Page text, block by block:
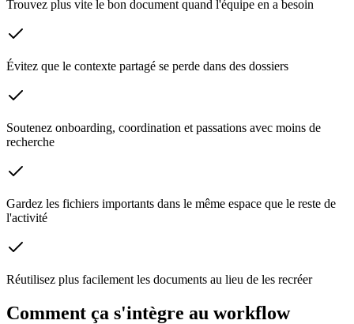
Trouvez plus vite le bon document quand l'équipe en a besoin
Évitez que le contexte partagé se perde dans des dossiers
Soutenez onboarding, coordination et passations avec moins de
recherche
Gardez les fichiers importants dans le même espace que le reste de
l'activité
Réutilisez plus facilement les documents au lieu de les recréer
Comment ça s'intègre au workflow